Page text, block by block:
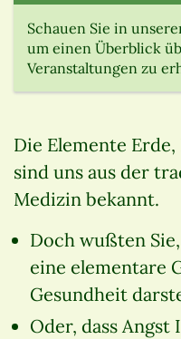
Schauen Sie in
um einen Überblick
Veranstaltungen zu
Die Elemente
sind uns aus der
Medizin bekannt.
Doch wußten
eine elementare
Gesundheit
Oder, dass